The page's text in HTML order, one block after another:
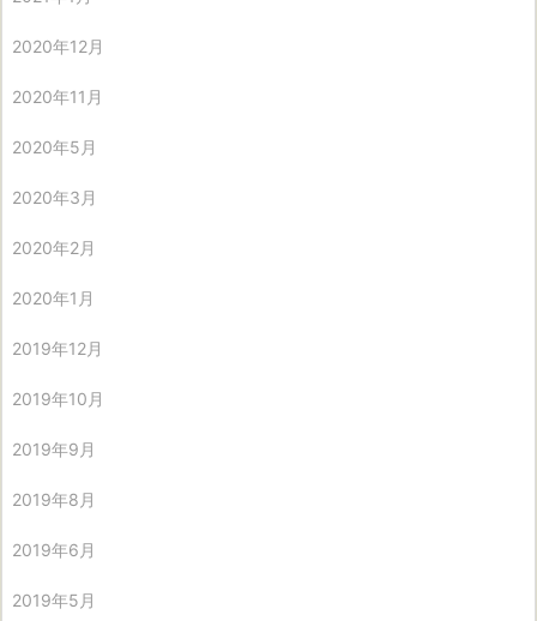
2020年12月
2020年11月
2020年5月
2020年3月
2020年2月
2020年1月
2019年12月
2019年10月
2019年9月
2019年8月
2019年6月
2019年5月